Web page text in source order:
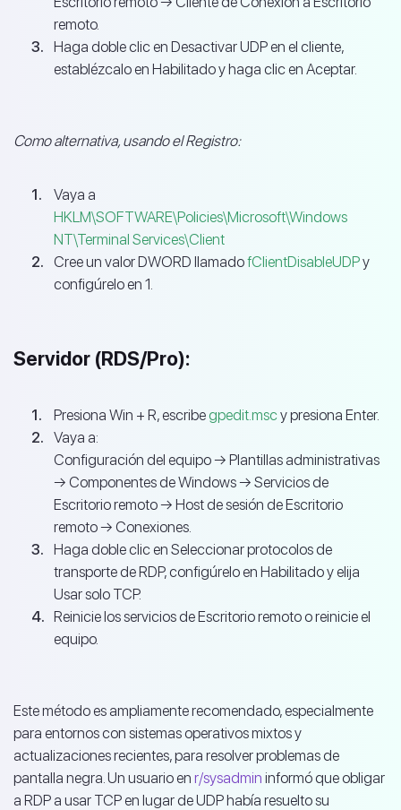
remoto.
Haga doble clic en Desactivar UDP en el cliente,
establézcalo en Habilitado y haga clic en Aceptar.
Como alternativa, usando el Registro:
Vaya a
HKLM\SOFTWARE\Policies\Microsoft\Windows
NT\Terminal Services\Client
Cree un valor DWORD llamadofClientDisableUDPy
configúrelo en 1.
Servidor (RDS/Pro):
Presiona Win + R, escribegpedit.mscy presiona Enter.
Vaya a:
Configuración del equipo → Plantillas administrativas
→ Componentes de Windows → Servicios de
Escritorio remoto → Host de sesión de Escritorio
remoto → Conexiones.
Haga doble clic en Seleccionar protocolos de
transporte de RDP, configúrelo en Habilitado y elija
Usar solo TCP.
Reinicie los servicios de Escritorio remoto o reinicie el
equipo.
Este método es ampliamente recomendado, especialmente
para entornos con sistemas operativos mixtos y
actualizaciones recientes, para resolver problemas de
pantalla negra. Un usuario en r/sysadmin informó que obligar
a RDP a usar TCP en lugar de UDP había resuelto su